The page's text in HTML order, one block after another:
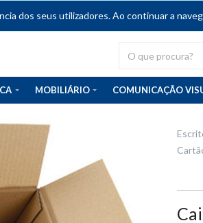
dos seus utilizadores. Ao continuar a
MOBILIÁRIO COMUNICAÇÃO